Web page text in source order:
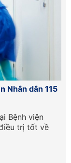
Nhân dân 115
Bệnh viện
trị tốt về